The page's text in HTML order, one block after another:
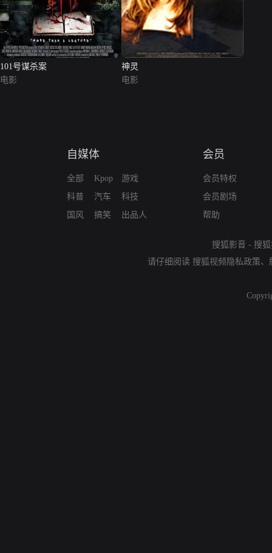
101号谋杀案
电影
神灵
电影
自媒体
全部
科普
国风
Kpop
汽车
搞笑
游戏
科技
出品人
会员
会员特权
会员剧场
帮助
搜狐影音 - 搜
请仔细阅读 搜狐视频隐私政策、